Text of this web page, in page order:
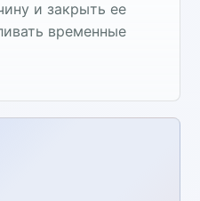
и закрыть ее
временные